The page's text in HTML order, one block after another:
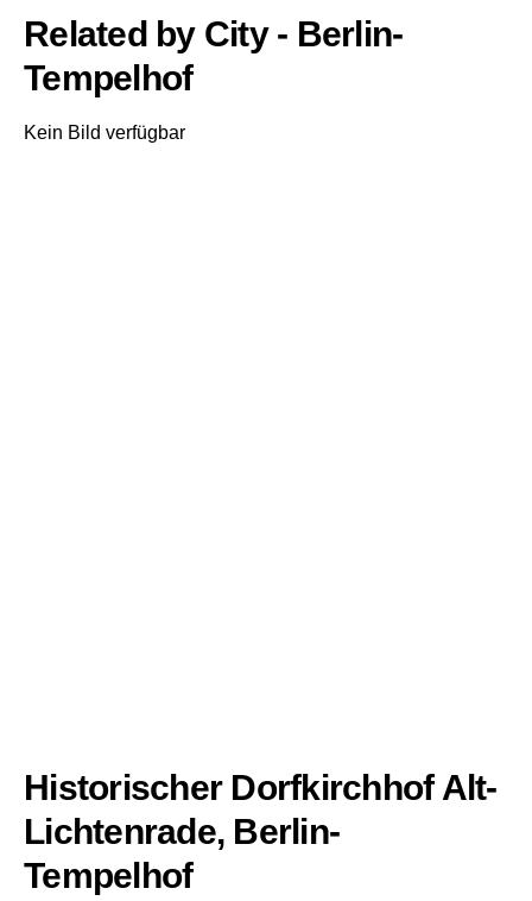
Related by City - Berlin-
Tempelhof
Kein Bild verfügbar
Historischer Dorfkirchhof Alt-
Lichtenrade, Berlin-
Tempelhof